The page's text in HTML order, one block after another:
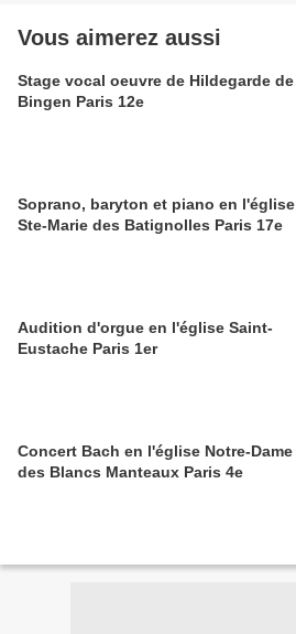
Vous aimerez aussi
Stage vocal oeuvre de Hildegarde de
Bingen Paris 12e
Soprano, baryton et piano en l'église
Ste-Marie des Batignolles Paris 17e
Audition d'orgue en l'église Saint-
Eustache Paris 1er
Concert Bach en l'église Notre-Dame
des Blancs Manteaux Paris 4e